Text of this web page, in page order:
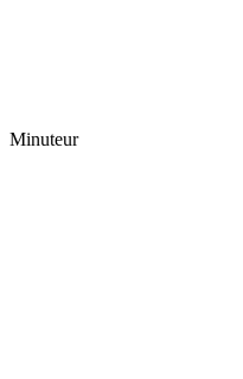
Minuteur